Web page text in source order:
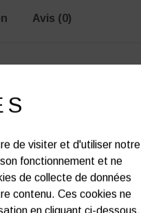
Avis (0)
de visiter et d'utiliser notre
fonctionnement et ne
de collecte de données
contenu. Ces cookies ne